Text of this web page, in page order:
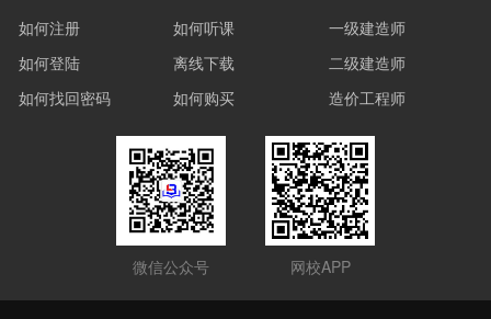
如何注册
如何登陆
如何找回密码
如何听课
离线下载
如何购买
一级建造师
二级建造师
造价工程师
微信公众号 网校APP